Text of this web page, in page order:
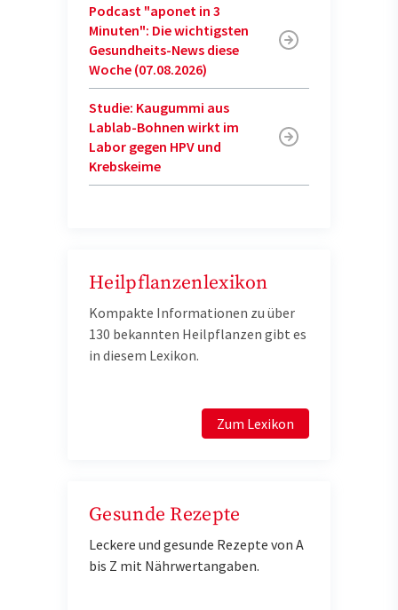
Podcast "aponet in 3
Minuten": Die wichtigsten
Gesundheits-News diese
Woche (07.08.2026)
Studie: Kaugummi aus
Lablab-Bohnen wirkt im
Labor gegen HPV und
Krebskeime
Heilpflanzenlexikon
Kompakte Informationen zu über
130 bekannten Heilpflanzen gibt es
in diesem Lexikon.
Zum Lexikon
Gesunde Rezepte
Leckere und gesunde Rezepte von A
bis Z mit Nährwertangaben.